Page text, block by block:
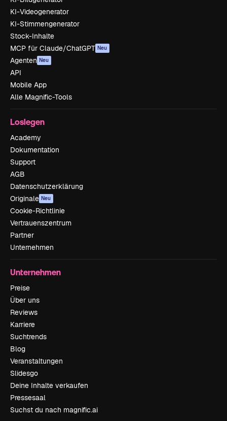
KI-Videogenerator
KI-Stimmengenerator
Stock-Inhalte
MCP für Claude/ChatGPT Neu
Agenten Neu
API
Mobile App
Alle Magnific-Tools
Loslegen
Academy
Dokumentation
Support
AGB
Datenschutzerklärung
Originale Neu
Cookie-Richtlinie
Vertrauenszentrum
Partner
Unternehmen
Unternehmen
Preise
Über uns
Reviews
Karriere
Suchtrends
Blog
Veranstaltungen
Slidesgo
Deine Inhalte verkaufen
Pressesaal
Suchst du nach magnific.ai